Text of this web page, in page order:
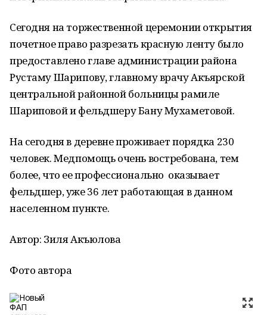
Сегодня на торжественной церемонии открытия
почетное право разрезать красную ленту было
предоставлено главе администрации района
Рустаму Шарипову, главному врачу Акъярской
центральной районной больницы рамиле
Шариповой и фельдшеру Бану Мухаметовой.
На сегодня в деревне проживает порядка 230
человек. Медпомощь очень востребована, тем
более, что ее профессионально оказывает
фельдшер, уже 36 лет работающая в данном
населенном пункте.
Автор: Зиля Акъюлова
Фото автора